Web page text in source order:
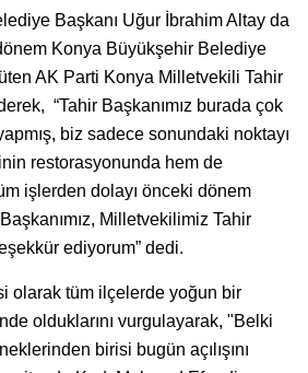
Başkanı Uğur İbrahim Altay da
Konya Büyükşehir Belediye
AK Parti Konya Milletvekili Tahir
“Tahir Başkanımız burada çok
biz sadece sonundaki noktayı
restorasyonunda hem de
işlerden dolayı önceki dönem
Milletvekilimiz Tahir
ediyorum” dedi.
olarak tüm ilçelerde yoğun bir
olduklarını vurgulayarak, "Belki
birisi bugün açılışını